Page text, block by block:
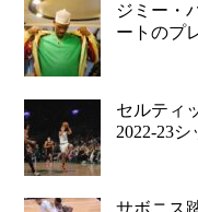
ジミー・
ートのプ
セルティ
2022-23